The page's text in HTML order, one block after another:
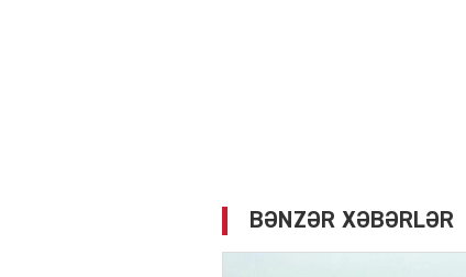
BƏNZƏR XƏBƏRLƏR